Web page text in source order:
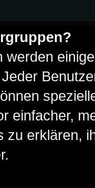
werden
einfacher,
zu erklären,